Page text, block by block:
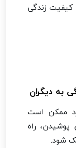
کیفیت زندگی
به دیگران
ممکن است
پوشیدن، راه
شود.